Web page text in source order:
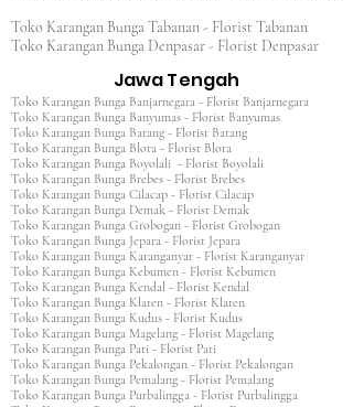
Toko Karangan Bunga Tabanan - Florist Tabanan
Toko Karangan Bunga Denpasar - Florist Denpasar
Jawa Tengah
Toko Karangan Bunga Banjarnegara - Florist Banjarnegara
Toko Karangan Bunga Banyumas - Florist Banyumas
Toko Karangan Bunga Batang - Florist Batang
Toko Karangan Bunga Blora - Florist Blora
Toko Karangan Bunga Boyolali - Florist Boyolali
Toko Karangan Bunga Brebes - Florist Brebes
Toko Karangan Bunga Cilacap - Florist Cilacap
Toko Karangan Bunga Demak - Florist Demak
Toko Karangan Bunga Grobogan - Florist Grobogan
Toko Karangan Bunga Jepara - Florist Jepara
Toko Karangan Bunga Karanganyar - Florist Karanganyar
Toko Karangan Bunga Kebumen - Florist Kebumen
Toko Karangan Bunga Kendal - Florist Kendal
Toko Karangan Bunga Klaten - Florist Klaten
Toko Karangan Bunga Kudus - Florist Kudus
Toko Karangan Bunga Magelang - Florist Magelang
Toko Karangan Bunga Pati - Florist Pati
Toko Karangan Bunga Pekalongan - Florist Pekalongan
Toko Karangan Bunga Pemalang - Florist Pemalang
Toko Karangan Bunga Purbalingga - Florist Purbalingga